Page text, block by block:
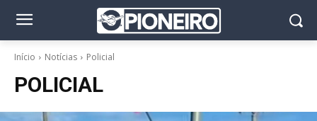
Início Notícias Policial
POLICIAL